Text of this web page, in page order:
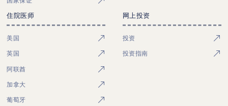
住院医师
美国
英国
阿联酋
加拿大
葡萄牙
网上投资
投资
投资指南